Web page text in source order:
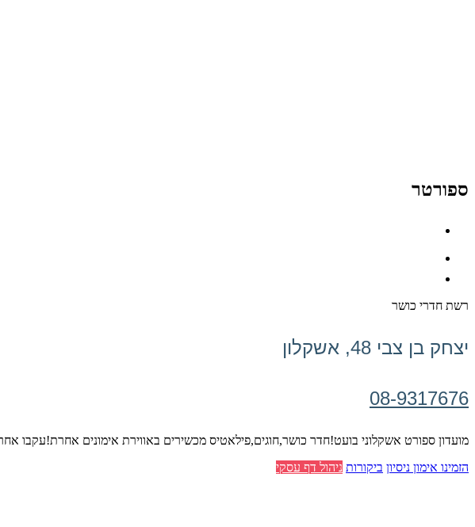
ספורטר
רשת חדרי כושר
יצחק בן צבי 48, אשקלון
08-9317676
מועדון ספורט אשקלוני בועט!חדר כושר,חוגים,פילאטיס מכשירים באווירת אימונים אחרת!עקבו אחרינו
הזמינו אימון ניסיון ביקורות ניהול דף עסקי